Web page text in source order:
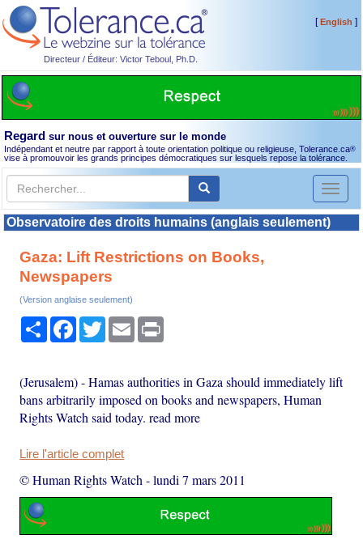
Directeur / Éditeur: Victor Teboul, Ph.D.
[English ]
Regard sur nous et ouverture sur le monde
Indépendant et neutre par rapport à toute orientation politique ou religieuse, Tolerance.ca®
vise à promouvoir les grands principes démocratiques sur lesquels repose la tolérance.
Toggle
Observatoire des droits humains (anglais seulement)
Gaza: Lift Restrictions on Books,
Newspapers
(Version anglaise seulement)
PartagerFacebook
TwitterEmail
(Jerusalem) - Hamas authorities in Gaza should immediately lift
bans arbitrarily imposed on books and newspapers, Human
Rights Watch said today. read more
Lire l'article complet
© Human Rights Watch -lundi 7 mars 2011